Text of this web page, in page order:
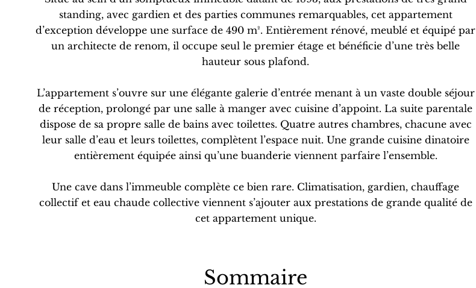
standing, avec gardien et des parties communes remarquables, cet appartement
d’exception développe une surface de 490 m². Entièrement rénové, meublé et équipé par
un architecte de renom, il occupe seul le premier étage et bénéficie d’une très belle
hauteur sous plafond.
L’appartement s’ouvre sur une élégante galerie d’entrée menant à un vaste double séjour
de réception, prolongé par une salle à manger avec cuisine d’appoint. La suite parentale
dispose de sa propre salle de bains avec toilettes. Quatre autres chambres, chacune avec
leur salle d’eau et leurs toilettes, complètent l’espace nuit. Une grande cuisine dinatoire
entièrement équipée ainsi qu’une buanderie viennent parfaire l’ensemble.
Une cave dans l’immeuble complète ce bien rare. Climatisation, gardien, chauffage
collectif et eau chaude collective viennent s’ajouter aux prestations de grande qualité de
cet appartement unique.
Sommaire